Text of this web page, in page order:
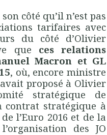
côté qu’il n’est pas
tarifaires avec
du côté d’Olivier
que ces relations
Macron et GL
, où, encore ministre
proposé à Olivier
stratégique de
contrat stratégique à
l’Euro 2016 et de la
des JO